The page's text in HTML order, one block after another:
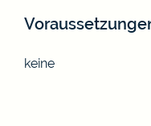
keine